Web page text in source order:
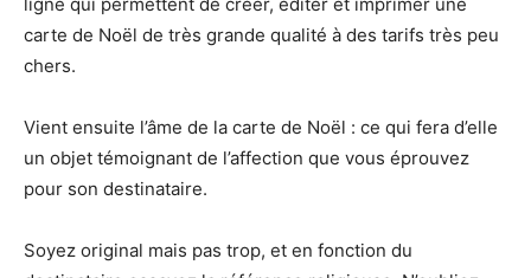
carte de Noël de très grande qualité à des tarifs très peu
chers.
Vient ensuite l’âme de la carte de Noël : ce qui fera d’elle
un objet témoignant de l’affection que vous éprouvez
pour son destinataire.
Soyez original mais pas trop, et en fonction du